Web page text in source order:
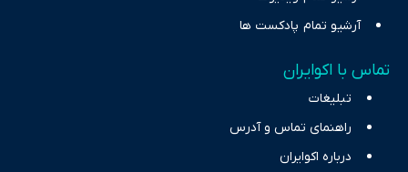
آرشیو تمام پادکست ها
تماس با اکوایران
تبلیغات
راهنمای تماس و آدرس
درباره اکوایران